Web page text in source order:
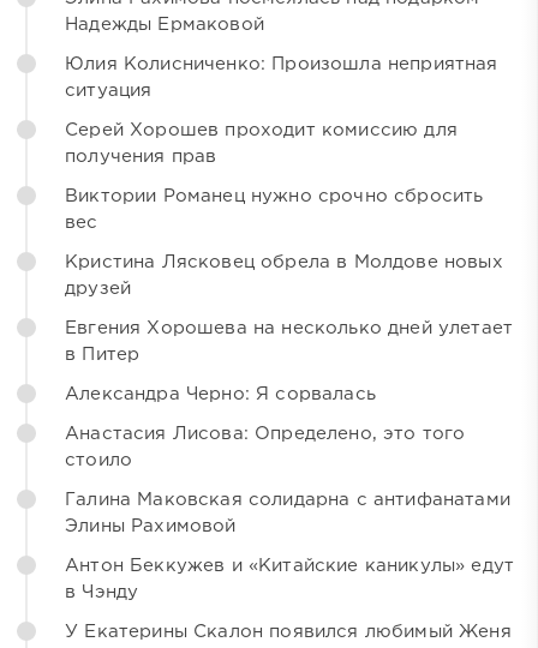
Надежды Ермаковой
Юлия Колисниченко: Произошла неприятная
ситуация
Серей Хорошев проходит комиссию для
получения прав
Виктории Романец нужно срочно сбросить
вес
Кристина Лясковец обрела в Молдове новых
друзей
Евгения Хорошева на несколько дней улетает
в Питер
Александра Черно: Я сорвалась
Анастасия Лисова: Определено, это того
стоило
Галина Маковская солидарна с антифанатами
Элины Рахимовой
Антон Беккужев и «Китайские каникулы» едут
в Чэнду
У Екатерины Скалон появился любимый Женя